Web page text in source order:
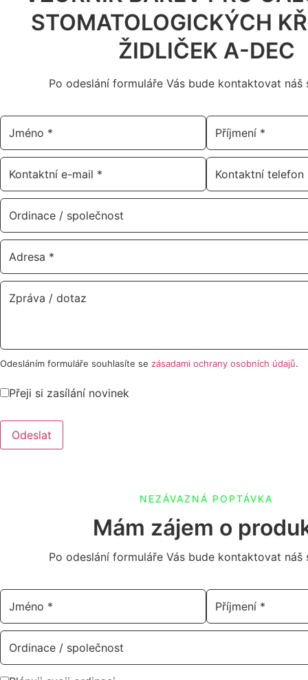
STOMATOLOGICKÝCH
ŽIDLIČEK A-DEC
Po odeslání formuláře Vás bude kontaktovat náš
Odesláním formuláře souhlasíte se zásadami ochrany osobních údajů.
Přeji si zasílání novinek
Odeslat
NEZÁVAZNÁ POPTÁVKA
Mám zájem o
Po odeslání formuláře Vás bude kontaktovat náš